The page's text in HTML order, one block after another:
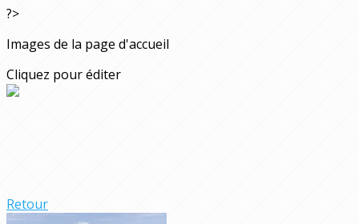
?>
Images de la page d'accueil
Cliquez pour éditer
Retour